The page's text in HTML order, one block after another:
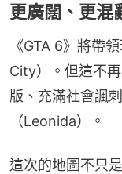
更廣闊、更混
《GTA 6》將帶
City）。但這不
版、充滿社會諷
（Leonida）。
這次的地圖不只